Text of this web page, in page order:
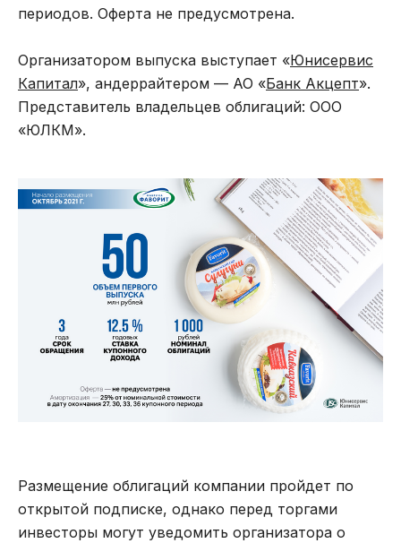
периодов. Оферта не предусмотрена.
Организатором выпуска выступает «Юнисервис
Капитал», андеррайтером — АО «Банк Акцепт».
Представитель владельцев облигаций: ООО
«ЮЛКМ».
Размещение облигаций компании пройдет по
открытой подписке, однако перед торгами
инвесторы могут уведомить организатора о